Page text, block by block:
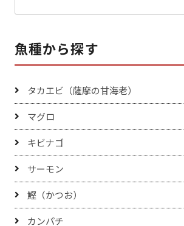
魚種から探す
タカエビ（薩摩の甘海老）
マグロ
キビナゴ
サーモン
鰹（かつお）
カンパチ